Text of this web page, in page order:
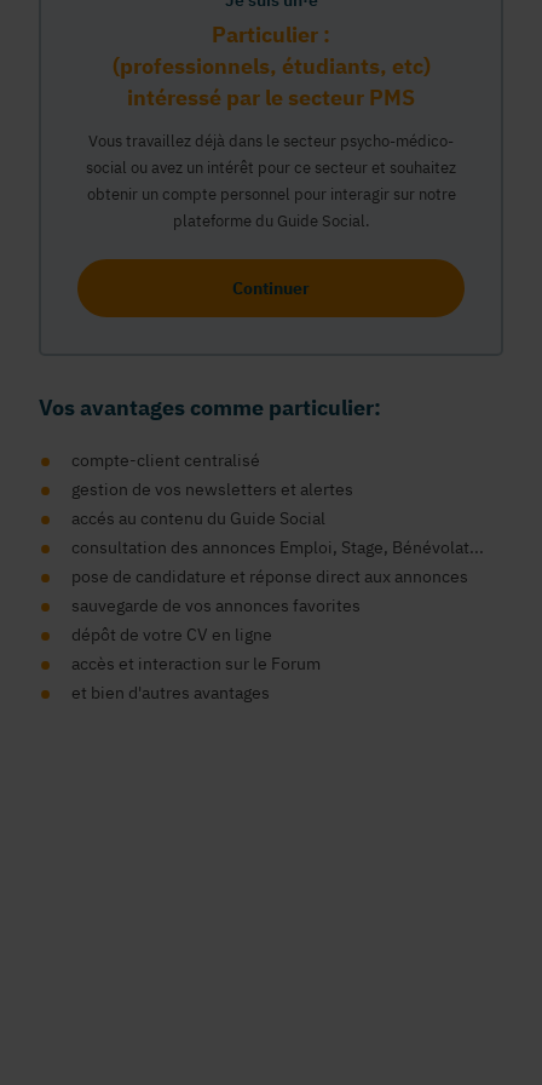
Particulier :
(professionnels, étudiants, etc)
intéressé par le secteur PMS
Vous travaillez déjà dans le secteur psycho-médico-
social ou avez un intérêt pour ce secteur et souhaitez
obtenir un compte personnel pour interagir sur notre
plateforme du Guide Social.
Continuer
Vos avantages comme particulier:
compte-client centralisé
gestion de vos newsletters et alertes
accés au contenu du Guide Social
consultation des annonces Emploi, Stage, Bénévolat...
pose de candidature et réponse direct aux annonces
sauvegarde de vos annonces favorites
dépôt de votre CV en ligne
accès et interaction sur le Forum
et bien d'autres avantages